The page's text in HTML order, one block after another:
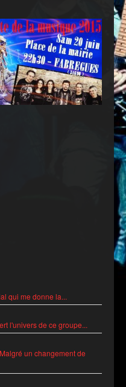
qui me donne la...
l'univers de ce groupe...
un changement de